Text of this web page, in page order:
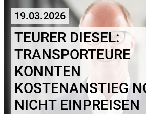
19.03.2026
TEURER DIESEL:
TRANSPORTEURE
KONNTEN
KOSTENANSTIEG
NICHT EINPREISEN